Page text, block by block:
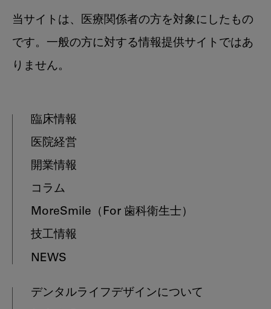
当サイトは、医療関係者の方を対象にしたもの
です。一般の方に対する情報提供サイトではあ
りません。
臨床情報
医院経営
開業情報
コラム
MoreSmile （For 歯科衛生士）
技工情報
NEWS
デンタルライフデザインについて